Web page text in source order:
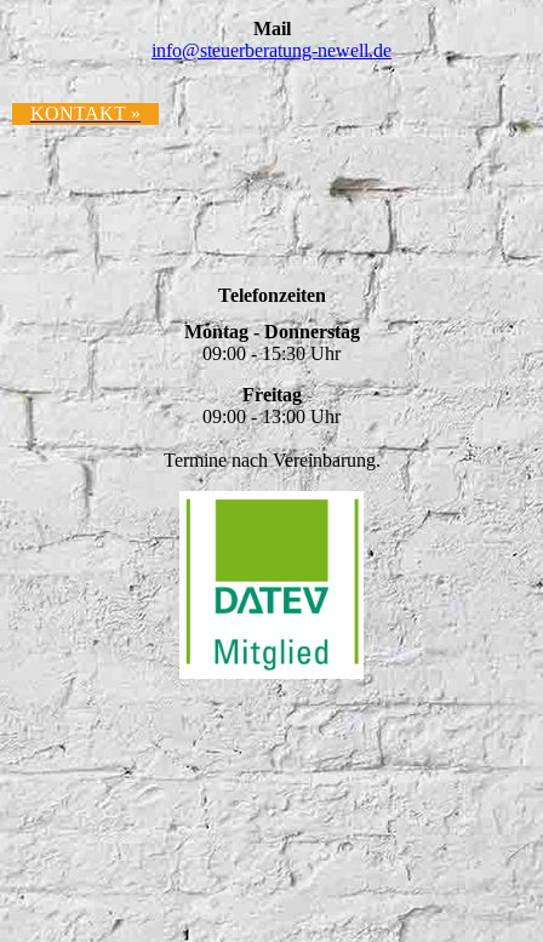
Mail
info@steuerberatung-newell.de
KONTAKT »
Telefonzeiten
Montag - Donnerstag
09:00 - 15:30 Uhr
Freitag
09:00 - 13:00 Uhr
Termine nach Vereinbarung.